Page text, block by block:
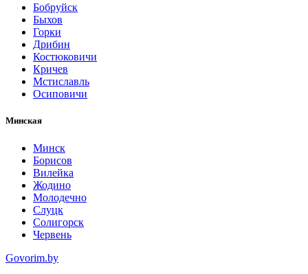
Бобруйск
Быхов
Горки
Дрибин
Костюковичи
Кричев
Мстиславль
Осиповичи
Минская
Минск
Борисов
Вилейка
Жодино
Молодечно
Слуцк
Солигорск
Червень
Govorim.by